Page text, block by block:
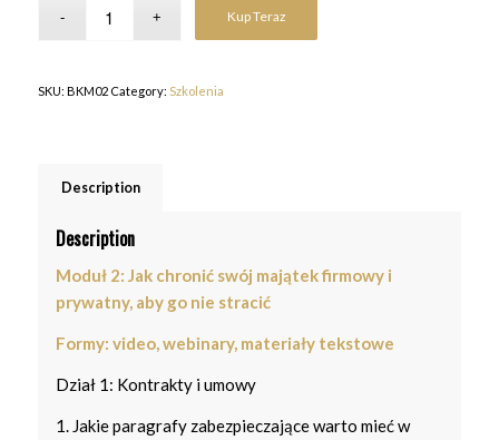
Kup Teraz
SKU: BKM02 Category: Szkolenia
Description
Description
Moduł 2: Jak chronić swój majątek firmowy i
prywatny, aby go nie stracić
Formy: video, webinary, materiały tekstowe
Dział 1: Kontrakty i umowy
1. Jakie paragrafy zabezpieczające warto mieć w